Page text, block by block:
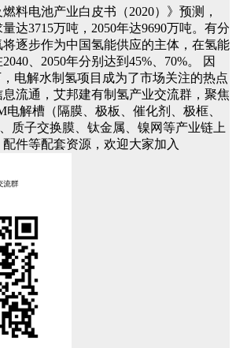
料电池产业白皮书（2020）》预测，
达3715万吨，2050年达9690万吨。有分
逐步作为中国氢能供应的主体，在氢能
、2050年分别达到45%、70%。
因
电解水制氢项目成为了市场关注的热点
流通，艾邦建有制氢产业交流群，聚焦
电解槽（隔膜、极板、催化剂、极框、
质子交换膜、钛金属、镍网等产业链上
件等配套资源，欢迎大家加入